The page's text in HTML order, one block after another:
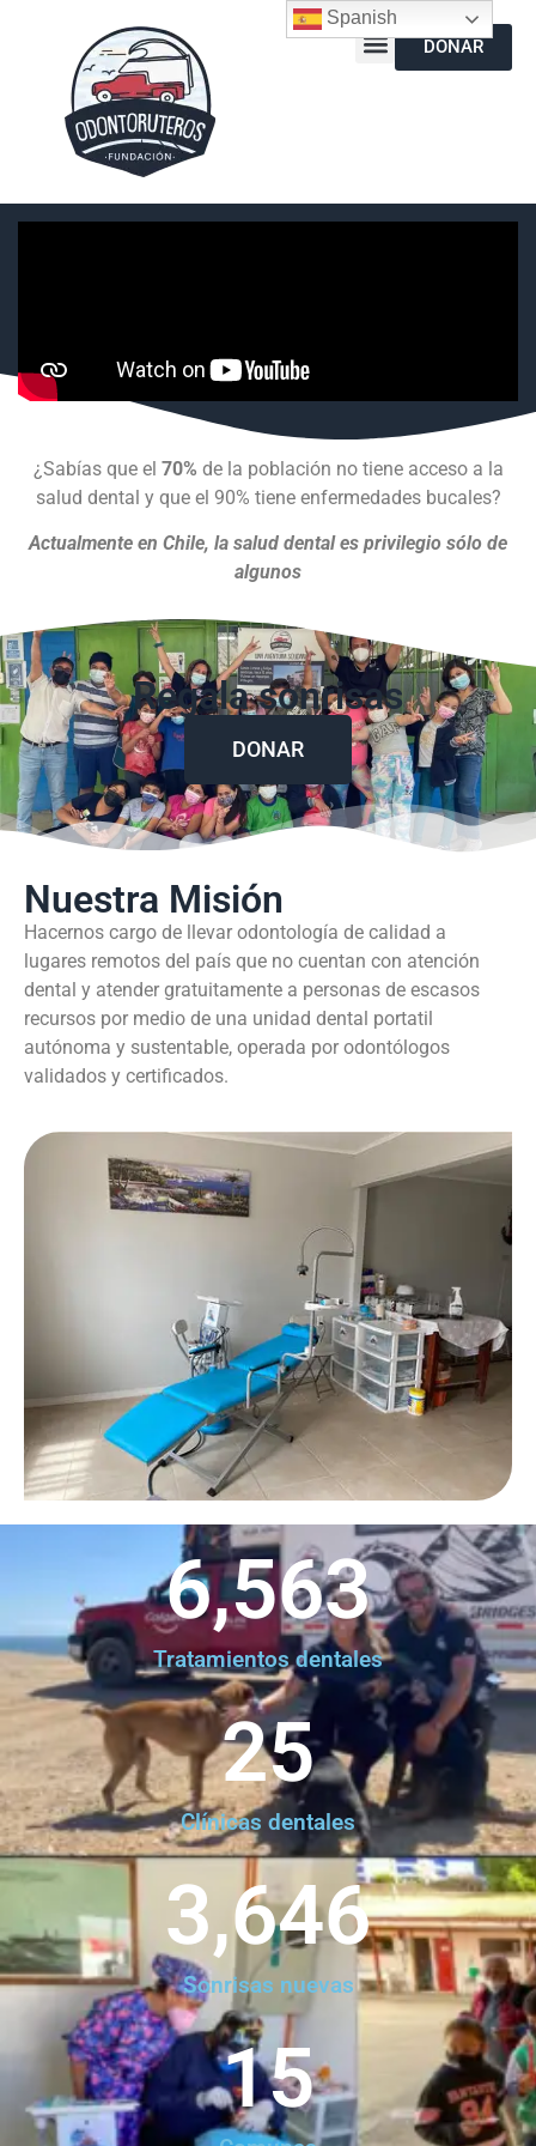
DONAR
¿Sabías que el 70% de la población no tiene acceso a la
salud dental y que el 90% tiene enfermedades bucales?
Actualmente en Chile, la salud dental es privilegio sólo de
algunos
Regala sonrisas
DONAR
Nuestra Misión
Hacernos cargo de llevar odontología de calidad a
lugares remotos del país que no cuentan con atención
dental y atender gratuitamente a personas de escasos
recursos por medio de una unidad dental portatil
autónoma y sustentable, operada por odontólogos
validados y certificados.
Tratamientos dentales
6,563
Clínicas dentales
25
Sonrisas nuevas
3,646
15
Spanish